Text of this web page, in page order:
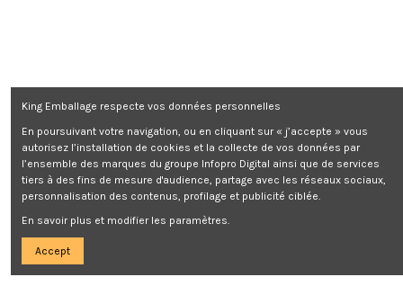
King Emballage respecte vos données personnelles
En poursuivant votre navigation, ou en cliquant sur « j’accepte » vous
autorisez l’installation de cookies et la collecte de vos données par
l’ensemble des marques du groupe Infopro Digital ainsi que de services
tiers à des fins de mesure d'audience, partage avec les réseaux sociaux,
personnalisation des contenus, profilage et publicité ciblée.
En savoir plus et modifier les paramètres.
Accept